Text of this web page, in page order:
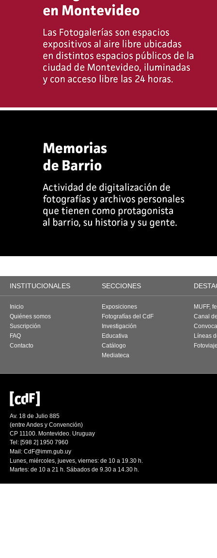
INSTITUCIONALES SECCIONES
Inicio
Quiénes somos
Suscripción
FAQ
Contacto
Exposiciones
Fotografías del CdF
Investigación
Educativa
Catálogo
Mediateca
MUFF,
Canal
Líneas
Av. 18 de Julio 885
(entre Andes y Convención)
CP 11100. Montevideo. Uruguay
Tel: [598 2] 1950 7960
Mail: CdF@imm.gub.uy
Lunes, miércoles, jueves, viernes: de 10 a 19.30 h.
Martes: de 10 a 21 h. Sábados de 9.30 a 14.30 h.